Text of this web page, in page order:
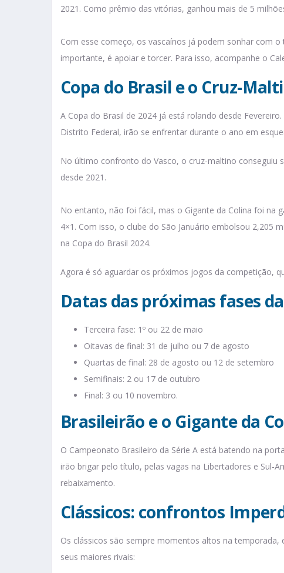
2021. Como prêmio das vitórias, ganhou mais de 5
Com esse começo, os vascaínos já podem sonhar com
importante, é apoiar e torcer. Para isso, acompanhe o
Copa do Brasil e o Cruz-
A Copa do Brasil de 2024 já está rolando desde
Distrito Federal, irão se enfrentar durante o ano em
No último confronto do Vasco, o cruz-maltino conseguiu
desde 2021.
No entanto, não foi fácil, mas o Gigante da Colina foi na
4×1. Com isso, o clube do São Januário embolsou 2,205
na Copa do Brasil 2024.
Agora é só aguardar os próximos jogos da competição,
Datas das próximas fases
Terceira fase: 1º ou 22 de maio
Oitavas de final: 31 de julho ou 7 de agosto
Quartas de final: 28 de agosto ou 12 de setembro
Semifinais: 2 ou 17 de outubro
Final: 3 ou 10 novembro.
Brasileirão e o Gigante da
O Campeonato Brasileiro da Série A está batendo na
irão brigar pelo título, pelas vagas na Libertadores e Sul-
rebaixamento.
Clássicos: confrontos
Os clássicos são sempre momentos altos na
seus maiores rivais: